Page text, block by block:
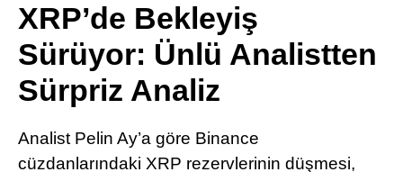
TikTok
LinkedIn
XRP’de Bekleyiş
Sürüyor: Ünlü Analistten
Sürpriz Analiz
Analist Pelin Ay’a göre Binance
cüzdanlarındaki XRP rezervlerinin düşmesi,